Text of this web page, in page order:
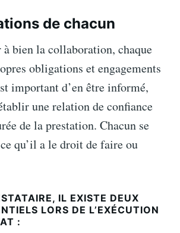
de chacun
bien la collaboration, chaque
obligations et engagements
important d’en être informé,
une relation de confiance
de la prestation. Chacun se
qu’il a le droit de faire ou
IL EXISTE DEUX
LORS DE L’EXÉCUTION
: